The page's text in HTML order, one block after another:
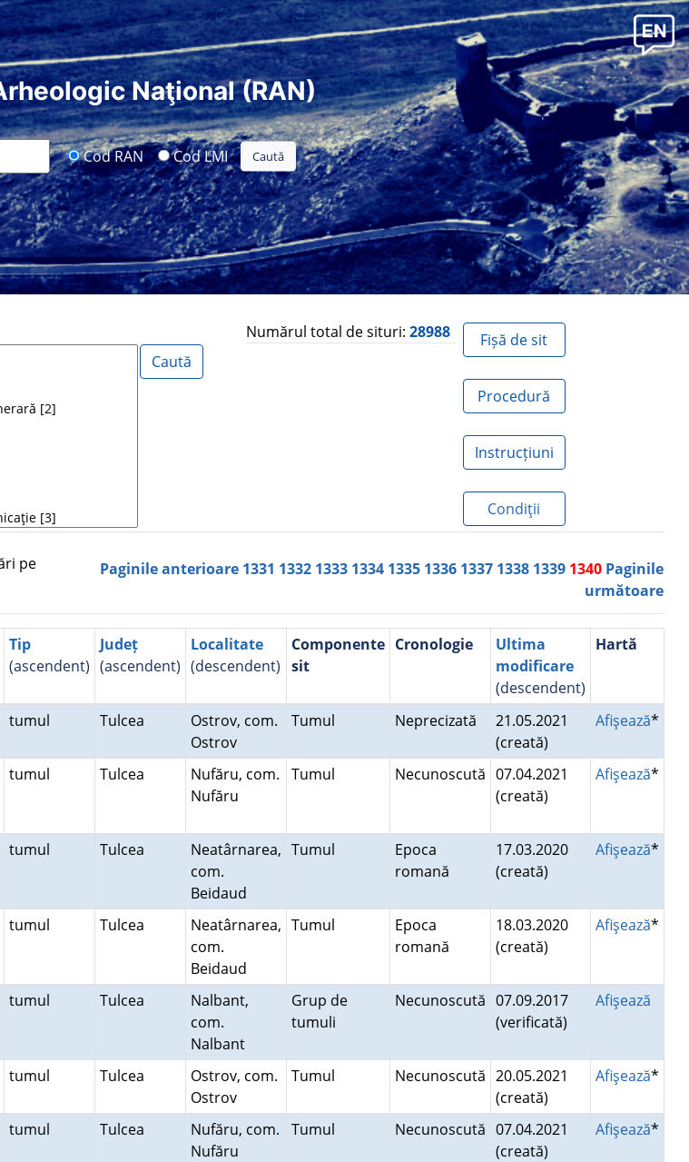
Naţional (RAN)
Cod RAN Cod LMI
Numărul total de situri: 28988 Fișă de sit
Procedură
Instrucțiuni
Condiţii
pe
Paginile anterioare 1331 1332 1333 1334 1335 1336 1337 1338 1339 1340 Paginile
următoare
Tip
(ascendent)
Județ
(ascendent)
Localitate
(descendent)
Componente
sit
Cronologie
Ultima
modificare
(descendent)
Hartă
tumul Tulcea
Ostrov, com.
Ostrov
Tumul Neprecizată
21.05.2021
(creată)
Afişează*
tumul Tulcea
Nufăru, com.
Nufăru
Tumul Necunoscută 07.04.2021
(creată)
Afişează*
tumul Tulcea
Neatârnarea,
com.
Beidaud
Tumul
Epoca
romană
17.03.2020
(creată)
Afişează*
tumul Tulcea
Neatârnarea,
com.
Beidaud
Tumul
Epoca
romană
18.03.2020
(creată)
Afişează*
tumul Tulcea
Nalbant,
com.
Nalbant
Grup de
tumuli
Necunoscută 07.09.2017
(verificată)
Afişează
tumul Tulcea
Ostrov, com.
Ostrov
Tumul Necunoscută 20.05.2021
(creată)
Afişează*
tumul Tulcea
Nufăru, com.
Nufăru
Tumul Necunoscută 07.04.2021
(creată)
Afişează*